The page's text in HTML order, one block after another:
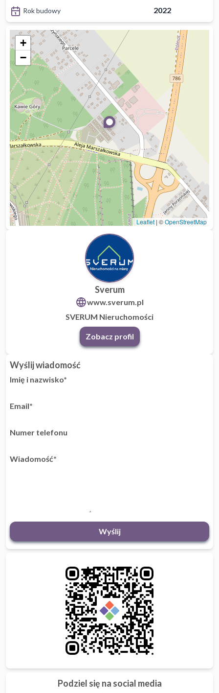
Rok budowy 2022
+
−
Leaflet | ©OpenStreetMap
Sverum
www.sverum.pl
SVERUM Nieruchomości
Zobacz profil
Wyślij wiadomość
Imię i nazwisko*
Email*
Numer telefonu
Wiadomość*
Wyślij
Podziel się na social media